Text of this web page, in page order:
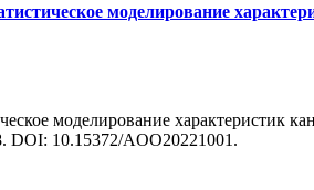
моделирование
моделирование характеристик
DOI: 10.15372/AOO20221001.